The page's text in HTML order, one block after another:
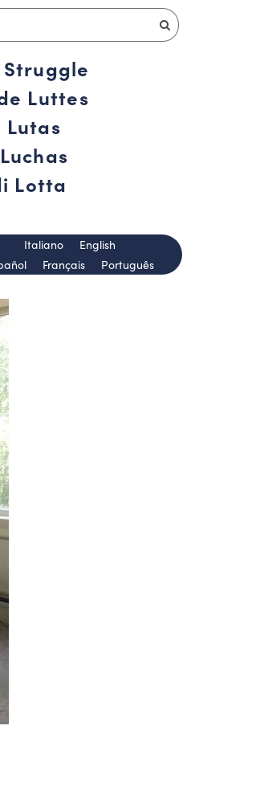
Luttes
Lotta
Français Português
Italiano English